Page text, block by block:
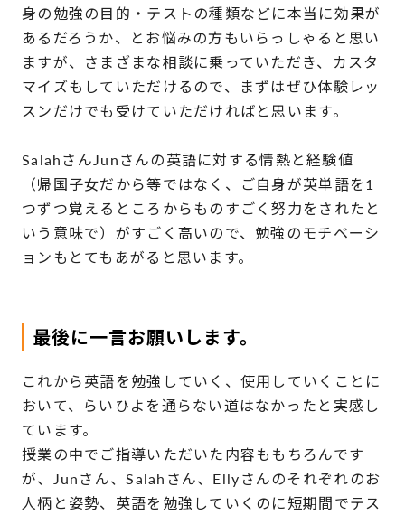
身の勉強の目的・テストの種類などに本当に効果が
あるだろうか、とお悩みの方もいらっしゃると思い
ますが、さまざまな相談に乗っていただき、カスタ
マイズもしていただけるので、まずはぜひ体験レッ
スンだけでも受けていただければと思います。
SalahさんJunさんの英語に対する情熱と経験値
（帰国子女だから等ではなく、ご自身が英単語を1
つずつ覚えるところからものすごく努力をされたと
いう意味で）がすごく高いので、勉強のモチベーシ
ョンもとてもあがると思います。
最後に一言お願いします。
これから英語を勉強していく、使用していくことに
おいて、らいひよを通らない道はなかったと実感し
ています。
授業の中でご指導いただいた内容ももちろんです
が、Junさん、Salahさん、Ellyさんのそれぞれのお
人柄と姿勢、英語を勉強していくのに短期間でテス